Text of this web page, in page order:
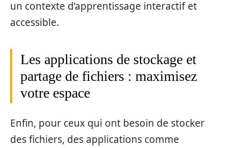
un contexte d’apprentissage interactif et
accessible.
Les applications de stockage et
partage de fichiers : maximisez
votre espace
Enfin, pour ceux qui ont besoin de stocker
des fichiers, des applications comme